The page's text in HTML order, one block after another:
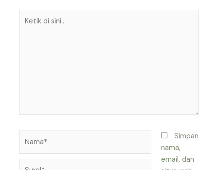
Simpan
nama,
email, dan